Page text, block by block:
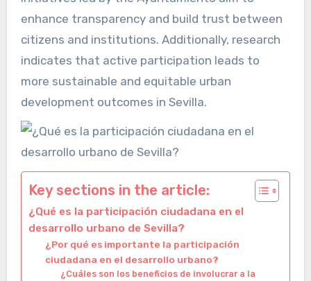
enhance transparency and build trust between
citizens and institutions. Additionally, research
indicates that active participation leads to
more sustainable and equitable urban
development outcomes in Sevilla.
Key sections in the article:
¿Qué es la participación ciudadana en el
desarrollo urbano de Sevilla?
¿Por qué es importante la participación
ciudadana en el desarrollo urbano?
¿Cuáles son los beneficios de involucrar a la